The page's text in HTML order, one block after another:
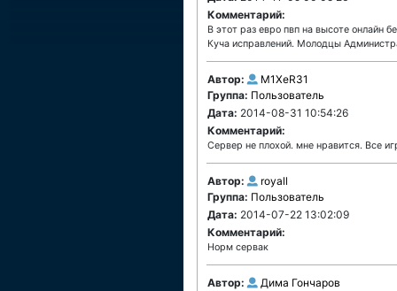
Комментарий:
В этот раз евро пвп на высоте онлайн
Куча исправлений. Молодцы
Автор:
M1XeR31
Группа: Пользователь
Дата: 2014-08-31 10:54:26
Комментарий:
Сервер не плохой. мне нравится. Все
Автор:
royall
Группа: Пользователь
Дата: 2014-07-22 13:02:09
Комментарий:
Норм сервак
Автор:
Дима Гончаров